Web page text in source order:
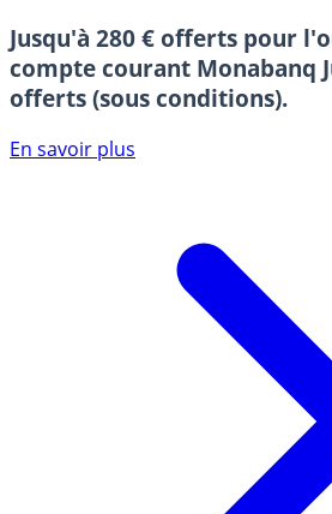
Jusqu'à 280 € offerts pour
compte courant Monabanq
offerts (sous conditions).
En savoir plus